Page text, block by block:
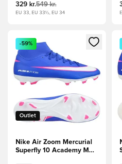
329 kr.549 kr.
EU 33, EU 33½, EU 34
Åbner en Modal til at logge ind
Outlet
-59%
Nike Air Zoom Mercurial
Superfly 10 Academy MG